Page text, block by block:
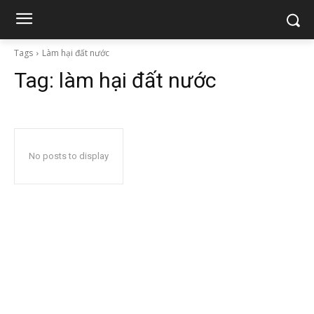
Tags Làm hại đất nước
Tag: làm hại đất nước
No posts to display